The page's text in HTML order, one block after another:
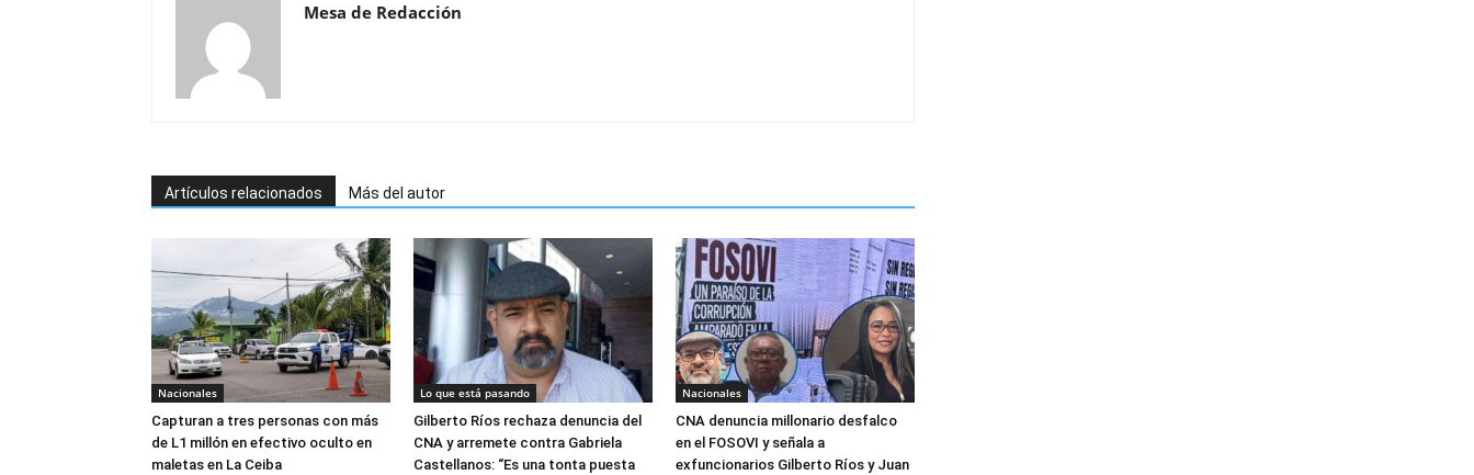
Mesa de Redacción
Artículos relacionados Más del autor
Nacionales
Capturan a tres personas con más
de L1 millón en efectivo oculto en
maletas en La Ceiba
Lo que está pasando
Gilberto Ríos rechaza denuncia del
CNA y arremete contra Gabriela
Castellanos: “Es una tonta puesta
Nacionales
CNA denuncia millonario desfalco
en el FOSOVI y señala a
exfuncionarios Gilberto Ríos y Juan